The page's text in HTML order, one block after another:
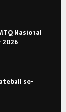
Nasional
2026
se-